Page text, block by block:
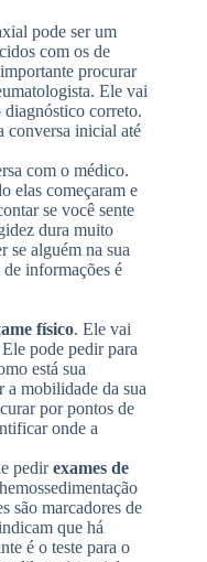
pode ser um
com os de
procurar
Ele vai
diagnóstico correto.
conversa inicial até
com o médico.
elas começaram e
se você sente
dura muito
se alguém na sua
informações é
físico. Ele vai
pode pedir para
está sua
a mobilidade da sua
por pontos de
onde a
pedirexames de
são marcadores de
que há
é o teste para o